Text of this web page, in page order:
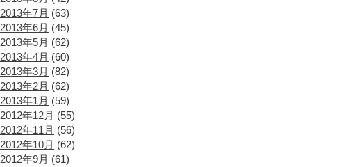
2013年7月 (63)
2013年6月 (45)
2013年5月 (62)
2013年4月 (60)
2013年3月 (82)
2013年2月 (62)
2013年1月 (59)
2012年12月 (55)
2012年11月 (56)
2012年10月 (62)
2012年9月 (61)